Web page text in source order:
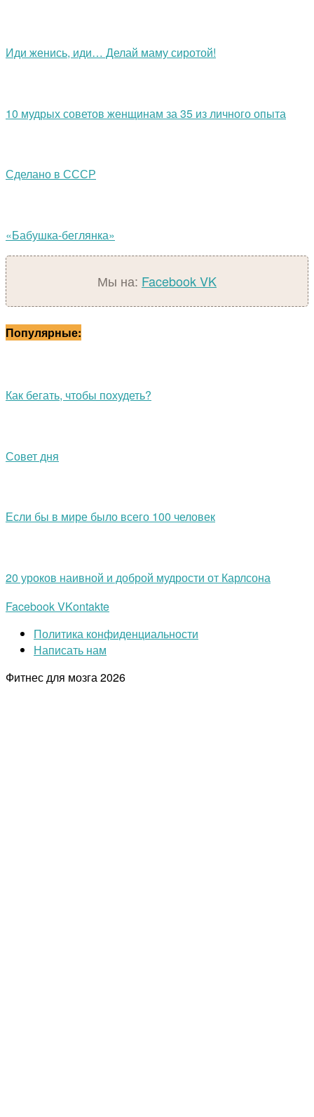
Иди женись, иди… Делай маму сиротой!
10 мудрых советов женщинам за 35 из личного опыта
Сделано в СССР
«Бабушка-беглянка»
Мы на: FacebookVK
Популярные:
Как бегать, чтобы похудеть?
Совет дня
Если бы в мире было всего 100 человек
20 уроков наивной и доброй мудрости от Карлсона
FacebookVKontakte
Политика конфиденциальности
Написать нам
Фитнес для мозга2026